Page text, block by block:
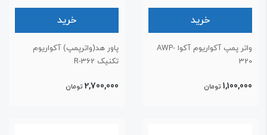
خرید
واتر پمپ آکواریوم آکوا AWP-
تومان
خرید
پاور هد(واترپمپ) آکواریوم
تکنیک R-362
2,700,000 تومان